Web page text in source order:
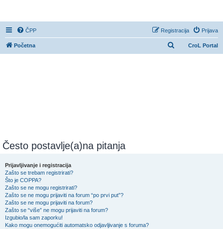
ČPP Prijava
Registracija
CroL Portal
Početna
Često postavlje(a)na pitanja
Prijavljivanje i registracija
Zašto se trebam registrirati?
Što je COPPA?
Zašto se ne mogu registrirati?
Zašto se ne mogu prijaviti na forum “po prvi put”?
Zašto se ne mogu prijaviti na forum?
Zašto se “više” ne mogu prijaviti na forum?
Izgubio/la sam zaporku!
Kako mogu onemogućiti automatsko odjavljivanje s foruma?